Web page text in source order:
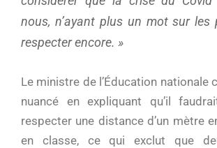
nous, n’ayant plus un mot sur les
respecter encore. »
Le ministre de l’Éducation nationale
nuancé en expliquant qu’il
respecter une distance d’un mètre
en classe, ce qui exclut que